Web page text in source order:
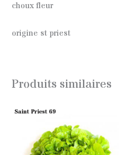
choux fleur
origine st priest
Produits similaires
Saint Priest 69